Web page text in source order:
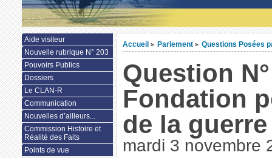
Accueil > Parlement > Questions Posées
Question
Fondation
de la
mardi 3 novembre
Aide visiteur
Nouvelle rubrique N° 203
Pouvoirs Publics
Dossiers
Le CLAN-R
Communication
Nouvelles d’ailleurs...
Commission Histoire et
Réalité des Faits
Points de vue